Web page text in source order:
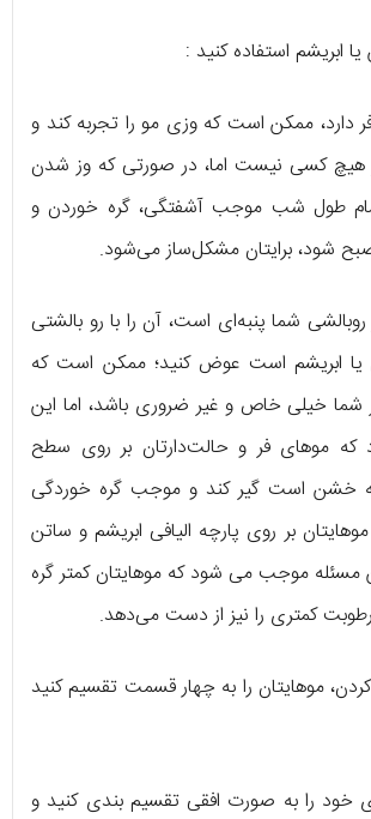
دارد، ممکن است که وزی مو را تجربه کند و
کسی نیست اما، در صورتی که وز شدن
طول شب موجب آشفتگی، گره خوردن و
شود، برایتان مشکل‌ساز می‌شود.
شما پنبه‌ای است، آن را با رو بالشتی
ابریشم است عوض کنید؛ ممکن است که
شما خیلی خاص و غیر ضروری باشد، اما این
که موهای فر و حالت‌دارتان بر روی سطح
که خشن است گیر کند و موجب گره خوردگی
بر روی پارچه الیافی ابریشم و ساتن
موجب می شود که موهایتان کمتر گره
کمتری را نیز از دست می‌دهد.
کردن، موهایتان را به چهار قسمت تقسیم کنید
خود را به صورت افقی تقسیم بندی کنید و